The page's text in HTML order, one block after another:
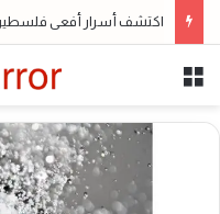
اكتشف أسرار أفعى فلسطين: